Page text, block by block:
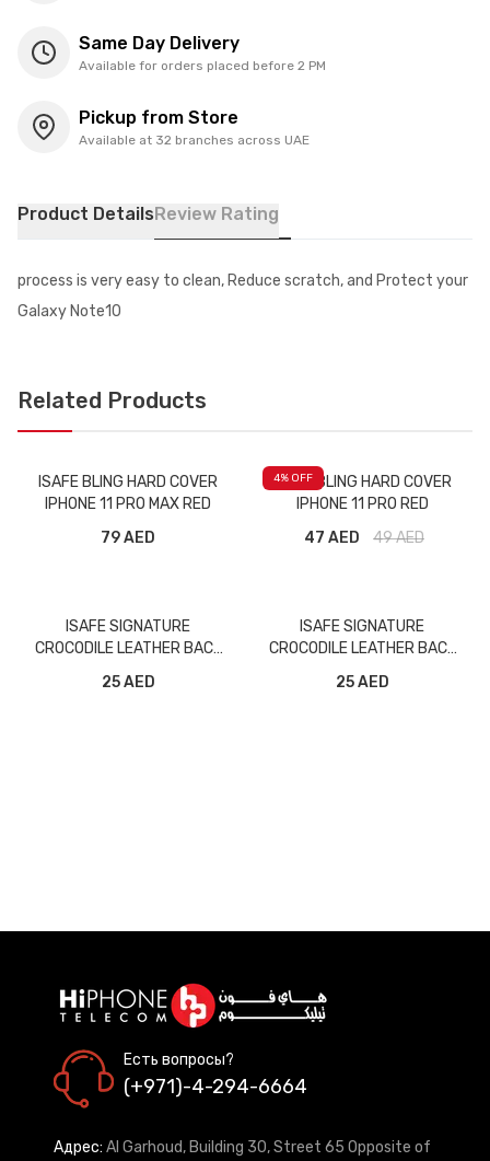
Same Day Delivery
Available for orders placed before 2 PM
Pickup from Store
Available at 32 branches across UAE
Product DetailsReview Rating
process is very easy to clean, Reduce scratch, and Protect your
Galaxy Note10
Related Products
ISAFE BLING HARD COVER
IPHONE 11 PRO MAX RED
79 AED
4% OFF
ISAFE BLING HARD COVER
IPHONE 11 PRO RED
47 AED
49AED
ISAFE SIGNATURE
CROCODILE LEATHER BACK
25 AED
ISAFE SIGNATURE
CROCODILE LEATHER BACK
25 AED
Есть вопросы?
(+971)-4-294-6664
Адрес: Al Garhoud, Building 30, Street 65 Opposite of